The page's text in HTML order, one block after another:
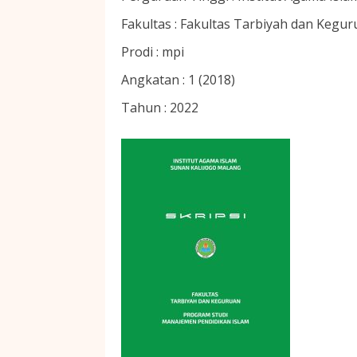
Fakultas : Fakultas Tarbiyah dan
Prodi : mpi
Angkatan : 1 (2018)
Tahun : 2022